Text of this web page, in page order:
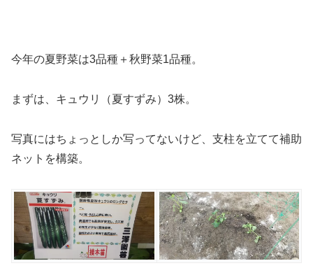
今年の夏野菜は3品種＋秋野菜1品種。
まずは、キュウリ（夏すずみ）3株。
写真にはちょっとしか写ってないけど、支柱を立てて補助
ネットを構築。